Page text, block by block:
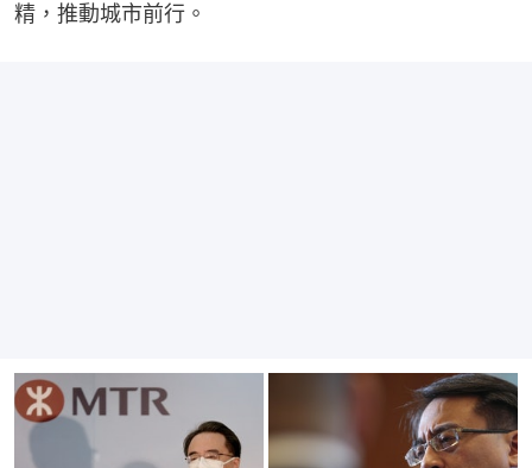
精，推動城市前行。